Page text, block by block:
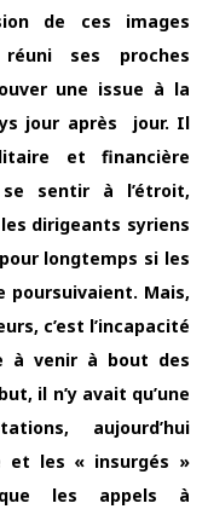
de ces images
ses proches
une issue à la
jour après jour. Il
et financière
sentir à l’étroit,
dirigeants syriens
longtemps si les
poursuivaient. Mais,
c’est l’incapacité
à venir à bout des
il n’y avait qu’une
aujourd’hui
et les « insurgés »
les appels à